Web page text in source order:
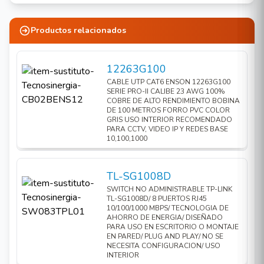
El control de flujo IEEE 802.3x proporciona
una transferencia de datos fiable.
como equipo de sobremesa o montarlo en la
pared.
Soporte de QoS (IEEE 802.1p).
Plug and Play, sin ninguna configuración
El TL-SG108 de TP-LINK es un switch de
sobremesa con 8 puertos 10/100/1000Mbps que
le permite migrar fácilmente su red a la tecnología
Gigabit Ethernet. Aumente tanto la velocidad de
su servidor de red como la de las conexiones
SE NECESITA CONFIGURACION/ USO INTERIOR
Productos relacionados
12263G100
CABLE UTP CAT6 ENSON 12263G100
SERIE PRO-II CALIBE 23 AWG 100%
COBRE DE ALTO RENDIMIENTO BOBINA
DE 100 METROS FORRO PVC COLOR
GRIS USO INTERIOR RECOMENDADO
PARA CCTV, VIDEO IP Y REDES BASE
10,100,1000
TL-SG1008D
SWITCH NO ADMINISTRABLE TP-LINK
TL-SG1008D/ 8 PUERTOS RJ45
10/100/1000 MBPS/ TECNOLOGIA DE
AHORRO DE ENERGIA/ DISEÑADO
PARA USO EN ESCRITORIO O MONTAJE
EN PARED/ PLUG AND PLAY/ NO SE
NECESITA CONFIGURACION/ USO
INTERIOR